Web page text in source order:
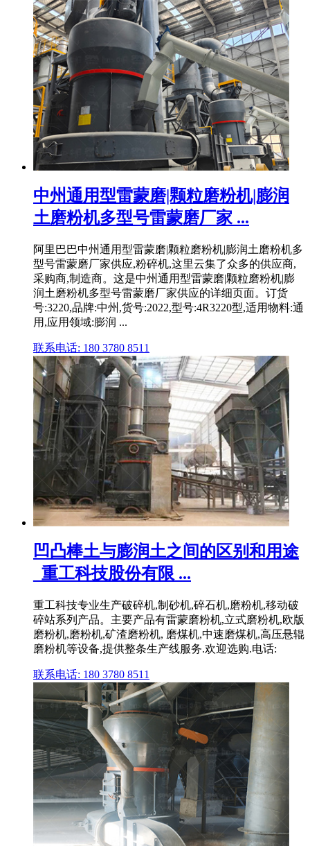
中州通用型雷蒙磨|颗粒磨粉机|膨润
土磨粉机多型号雷蒙磨厂家 ...
阿里巴巴中州通用型雷蒙磨|颗粒磨粉机|膨润土磨粉机多
型号雷蒙磨厂家供应,粉碎机,这里云集了众多的供应商,
采购商,制造商。这是中州通用型雷蒙磨|颗粒磨粉机|膨
润土磨粉机多型号雷蒙磨厂家供应的详细页面。订货
号:3220,品牌:中州,货号:2022,型号:4R3220型,适用物料:通
用,应用领域:膨润 ...
联系电话: 180 3780 8511
凹凸棒土与膨润土之间的区别和用途
_重工科技股份有限 ...
重工科技专业生产破碎机,制砂机,碎石机,磨粉机,移动破
碎站系列产品。主要产品有雷蒙磨粉机,立式磨粉机,欧版
磨粉机,磨粉机,矿渣磨粉机, 磨煤机,中速磨煤机,高压悬辊
磨粉机等设备,提供整条生产线服务.欢迎选购.电话:
联系电话: 180 3780 8511